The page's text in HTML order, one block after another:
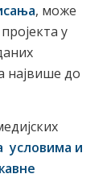
, може
у
највише до
условима и